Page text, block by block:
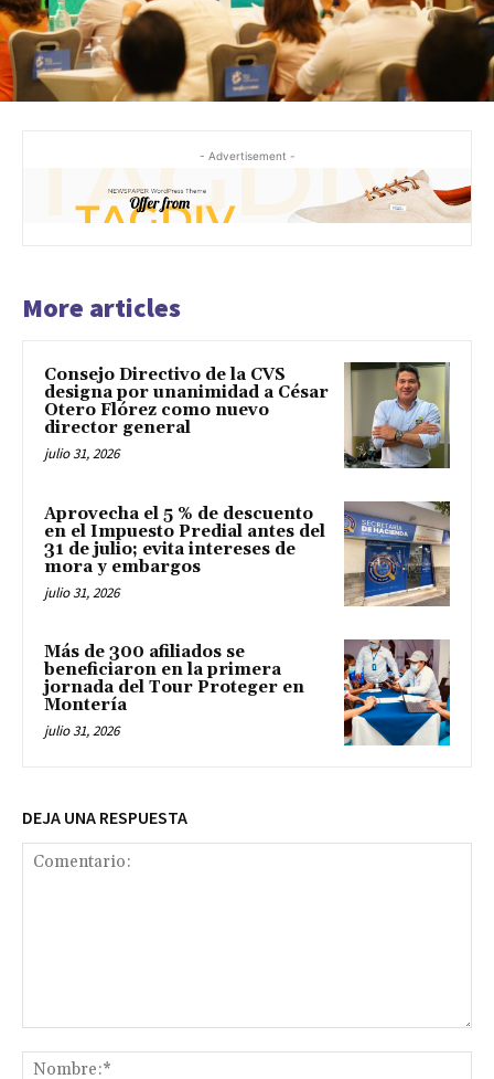
- Advertisement -
More articles
Consejo Directivo de la CVS
designa por unanimidad a César
Otero Flórez como nuevo
director general
julio 31, 2026
Aprovecha el 5 % de descuento
en el Impuesto Predial antes del
31 de julio; evita intereses de
mora y embargos
julio 31, 2026
Más de 300 afiliados se
beneficiaron en la primera
jornada del Tour Proteger en
Montería
julio 31, 2026
DEJA UNA RESPUESTA